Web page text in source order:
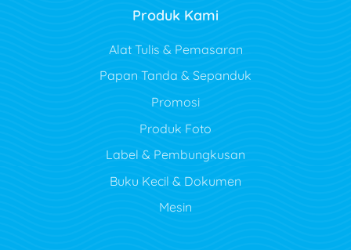
Produk Kami
Alat Tulis & Pemasaran
Papan Tanda & Sepanduk
Promosi
Produk Foto
Label & Pembungkusan
Buku Kecil & Dokumen
Mesin